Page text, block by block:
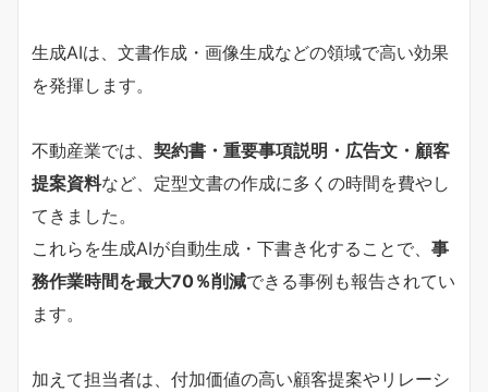
生成AIは、文書作成・画像生成などの領域で高い効果
を発揮します。
不動産業では、 契約書・重要事項説明・広告文・顧客
提案資料など、定型文書の作成に多くの時間を費やし
てきました。
これらを生成AIが自動生成・下書き化することで、 事
務作業時間を最大70％削減できる事例も報告されてい
ます。
加えて担当者は、付加価値の高い顧客提案やリレーシ